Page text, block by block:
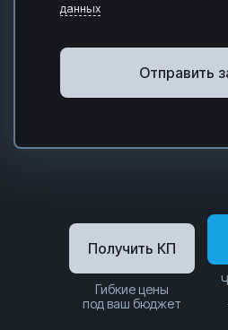
данных
Отправить
Получить КП
Гибкие цены
под ваш бюджет